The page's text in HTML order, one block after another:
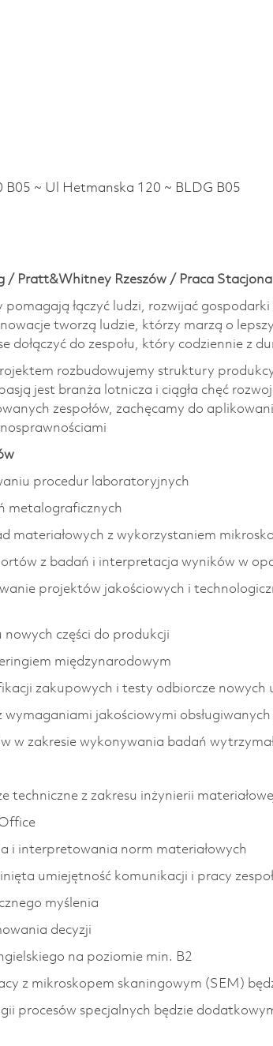
B05 ~ Ul Hetmanska 120 ~ BLDG B05
Pratt&Whitney Rzeszów / Praca
łączyć ludzi, rozwijać gospodarki
tworzą ludzie, którzy marzą o
dołączyć do zespołu, który codziennie z
rozbudowujemy struktury
jest branża lotnicza i ciągła chęć
zespołów, zachęcamy do
procedur laboratoryjnych
metalograficznych
materiałowych z wykorzystaniem
z badań i interpretacja wyników w
projektów jakościowych i
nowych części do produkcji
międzynarodowym
zakupowych i testy odbiorcze nowych
wymaganiami jakościowymi
w zakresie wykonywania badań
techniczne z zakresu inżynierii
i interpretowania norm materiałowych
umiejętność komunikacji i pracy
myślenia
decyzji
na poziomie min. B2
z mikroskopem skaningowym (SEM)
procesów specjalnych będzie